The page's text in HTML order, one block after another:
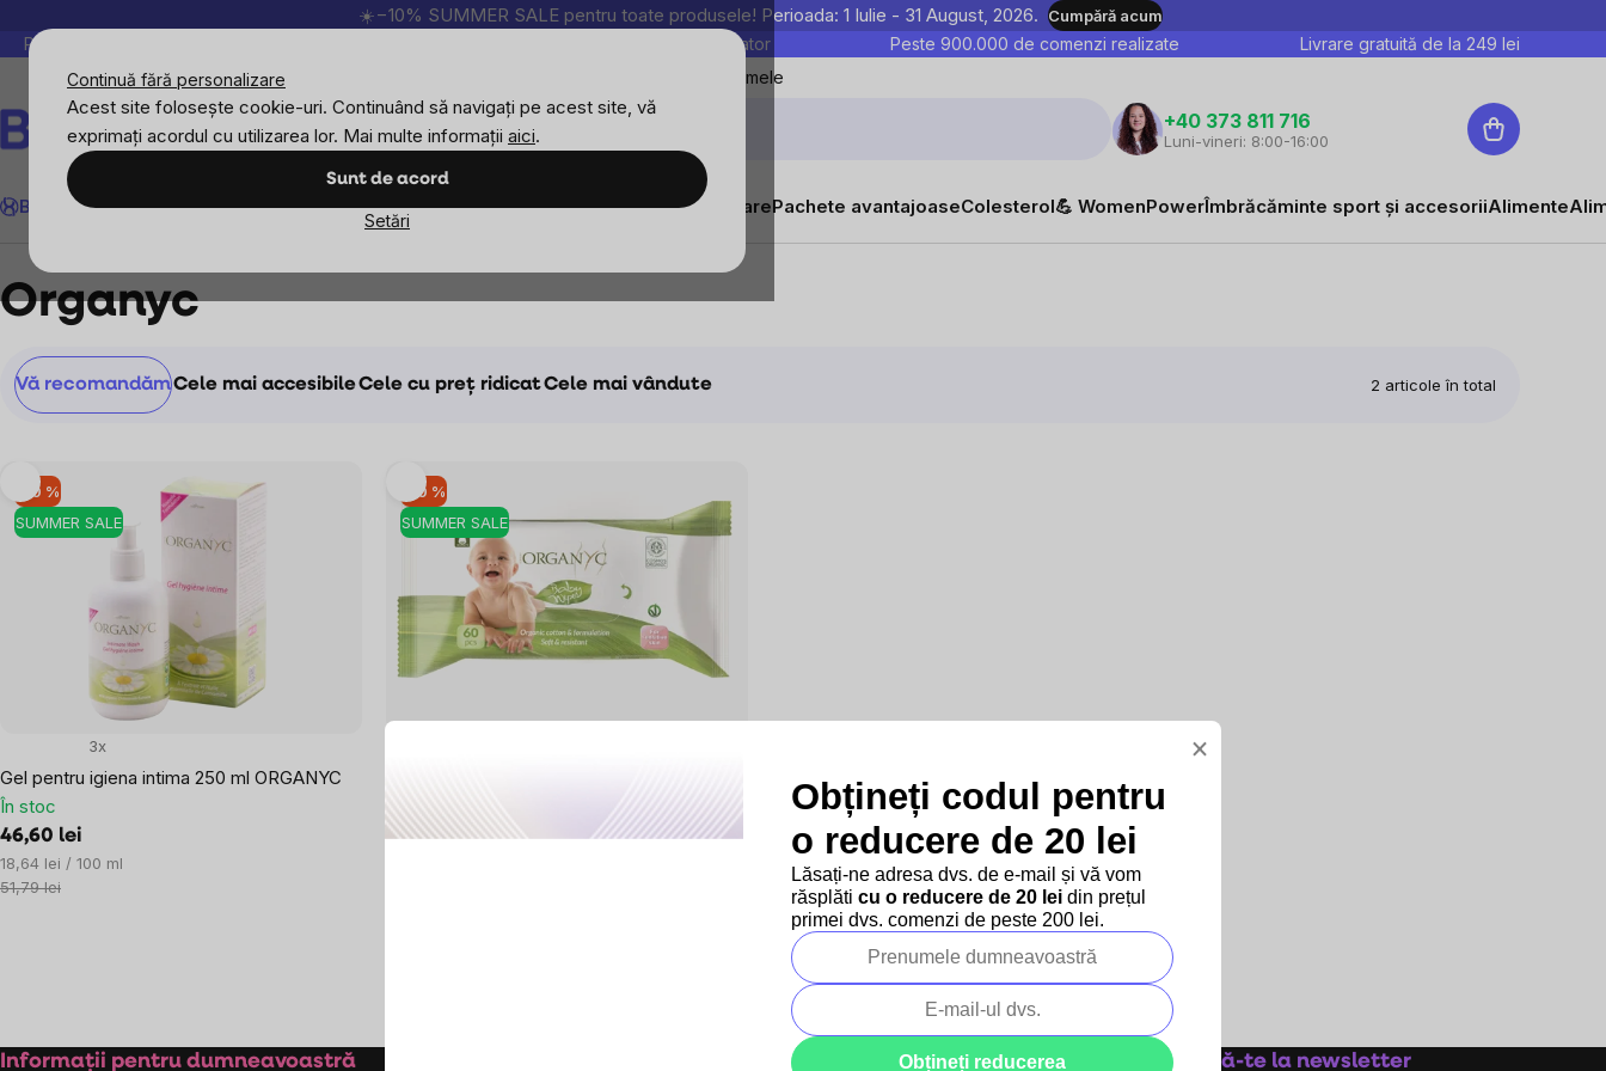
Continuă fără personalizare
Acest site folosește cookie-uri. Continuând să navigați pe acest site, vă
exprimați acordul cu utilizarea lor. Mai multe informații aici.
Sunt de acord
Setări
☀️−10% SUMMER SALE pentru toate produsele! Perioada: 1 Iulie - 31 August, 2026. Cumpără acum
Peste 200.000 de recenzii verificate Produsele noastre sunt testate în laborator Peste 900.000 de comenzi realizate Livrare gratuită de la 249 lei
Favoritele mele
Căutare
+40 373 811 716
Luni-vineri: 8:00-16:00
Coş
de
BrainMax
SportImunitateFemeiBărbațiCopiiObiectiveNoutățiSuplimente alimentarePachete avantajoaseColesterol💪 WomenPowerÎmbrăcăminte sport și accesoriiAlimente
Organyc
Selectarea
produsului
Vă recomandămCele mai accesibileCele cu preț ridicatCele mai vândute 2 articole în total
Listă
produse
SUMMER SALE
–10 %
Gel pentru igiena intima 250 ml ORGANYC
3x
În stoc
46,60 lei
Evaluare
preţ:
18,64 lei / 100 ml
51,79 lei
SUMMER SALE
–10 %
În stoc
listărilor
Informații pentru dumneavoastră Proiectele noastre
Persoană de
Abonează-te la newsletter
×
Obțineți codul pentru
o reducere de 20 lei
Lăsați-ne adresa dvs. de e-mail și vă vom
răsplăti cu o reducere de 20 lei din prețul
primei dvs. comenzi de peste 200 lei.
Obțineți reducerea